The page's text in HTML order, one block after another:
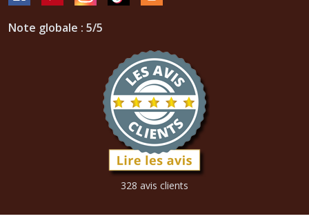
Note globale : 5/5
328 avis clients